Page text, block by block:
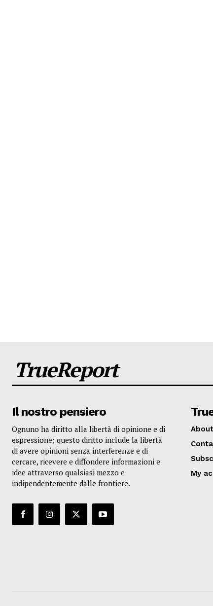
TrueReport
Il nostro pensiero
Ognuno ha diritto alla libertà di opinione e di
espressione; questo diritto include la libertà
di avere opinioni senza interferenze e di
cercare, ricevere e diffondere informazioni e
idee attraverso qualsiasi mezzo e
indipendentemente dalle frontiere.
About
My